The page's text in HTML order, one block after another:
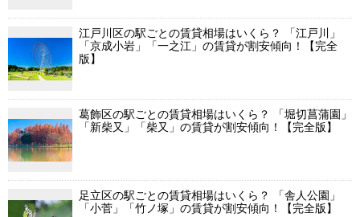
江戸川区の駅ごとの賃貸相場はいくら？ 「江戸川」
「京成小岩」「一之江」の賃貸が割安傾向！【完全
版】
葛飾区の駅ごとの賃貸相場はいくら？ 「堀切菖蒲園」
「新柴又」「柴又」の賃貸が割安傾向！【完全版】
足立区の駅ごとの賃貸相場はいくら？ 「舎人公園」
「小菅」「竹ノ塚」の賃貸が割安傾向！【完全版】